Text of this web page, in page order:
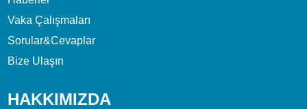
Vaka Çalışmaları
Sorular&Cevaplar
Bize Ulaşın
HAKKIMIZDA